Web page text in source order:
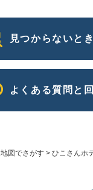
地図でさがす > ひこさんホ
見つからないと
よくある質問と